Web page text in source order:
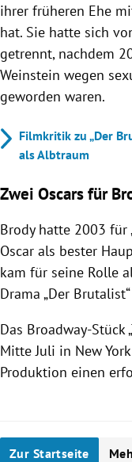
ihrer früheren Ehe
hat. Sie hatte sich
getrennt, nachdem
Weinstein wegen
geworden waren.
Filmkritik zu „Der
als Albtraum
Zwei Oscars für
Brody hatte 2003 für
Oscar als bester
kam für seine Rolle
Drama „Der
Das Broadway-Stück
Mitte Juli in New
Produktion einen
Zur Startseite